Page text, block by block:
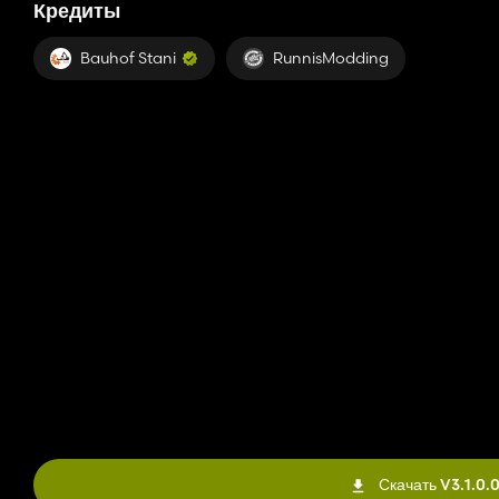
Кредиты
Bauhof Stani RunnisModding
Скачать V3.1.0.0